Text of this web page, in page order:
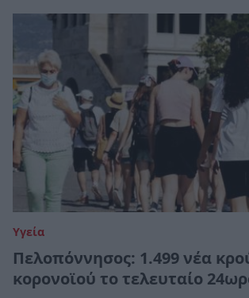
Υγεία
Πελοπόννησος: 1.499 νέα
κορονοϊού το τελευταίο